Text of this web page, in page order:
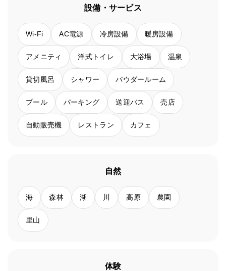
設備・サービス
Wi-Fi AC電源 冷房設備 暖房設備
アメニティ 洋式トイレ 大浴場 温泉
貸切風呂 シャワー パウダールーム
プール パーキング 送迎バス 売店
自動販売機 レストラン カフェ
自然
海 森林 湖 川 高原 農園
里山
体験